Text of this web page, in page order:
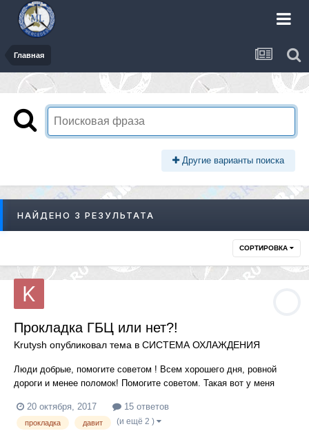
Главная
Другие варианты поиска
НАЙДЕНО 3 РЕЗУЛЬТАТА
СОРТИРОВКА
Прокладка ГБЦ или нет?!
Krutysh опубликовал тема в СИСТЕМА ОХЛАЖДЕНИЯ
Люди добрые, помогите советом ! Всем хорошего дня, ровной
дороги и менее поломок! Помогите советом. Такая вот у меня
антифриз. Выбивает именно под нагрузкой. На холостую сколько
не крути все нормально. В бачке идут пузыри друг го...
20 октября, 2017 15 ответов
прокладка давит (и ещё 2 )